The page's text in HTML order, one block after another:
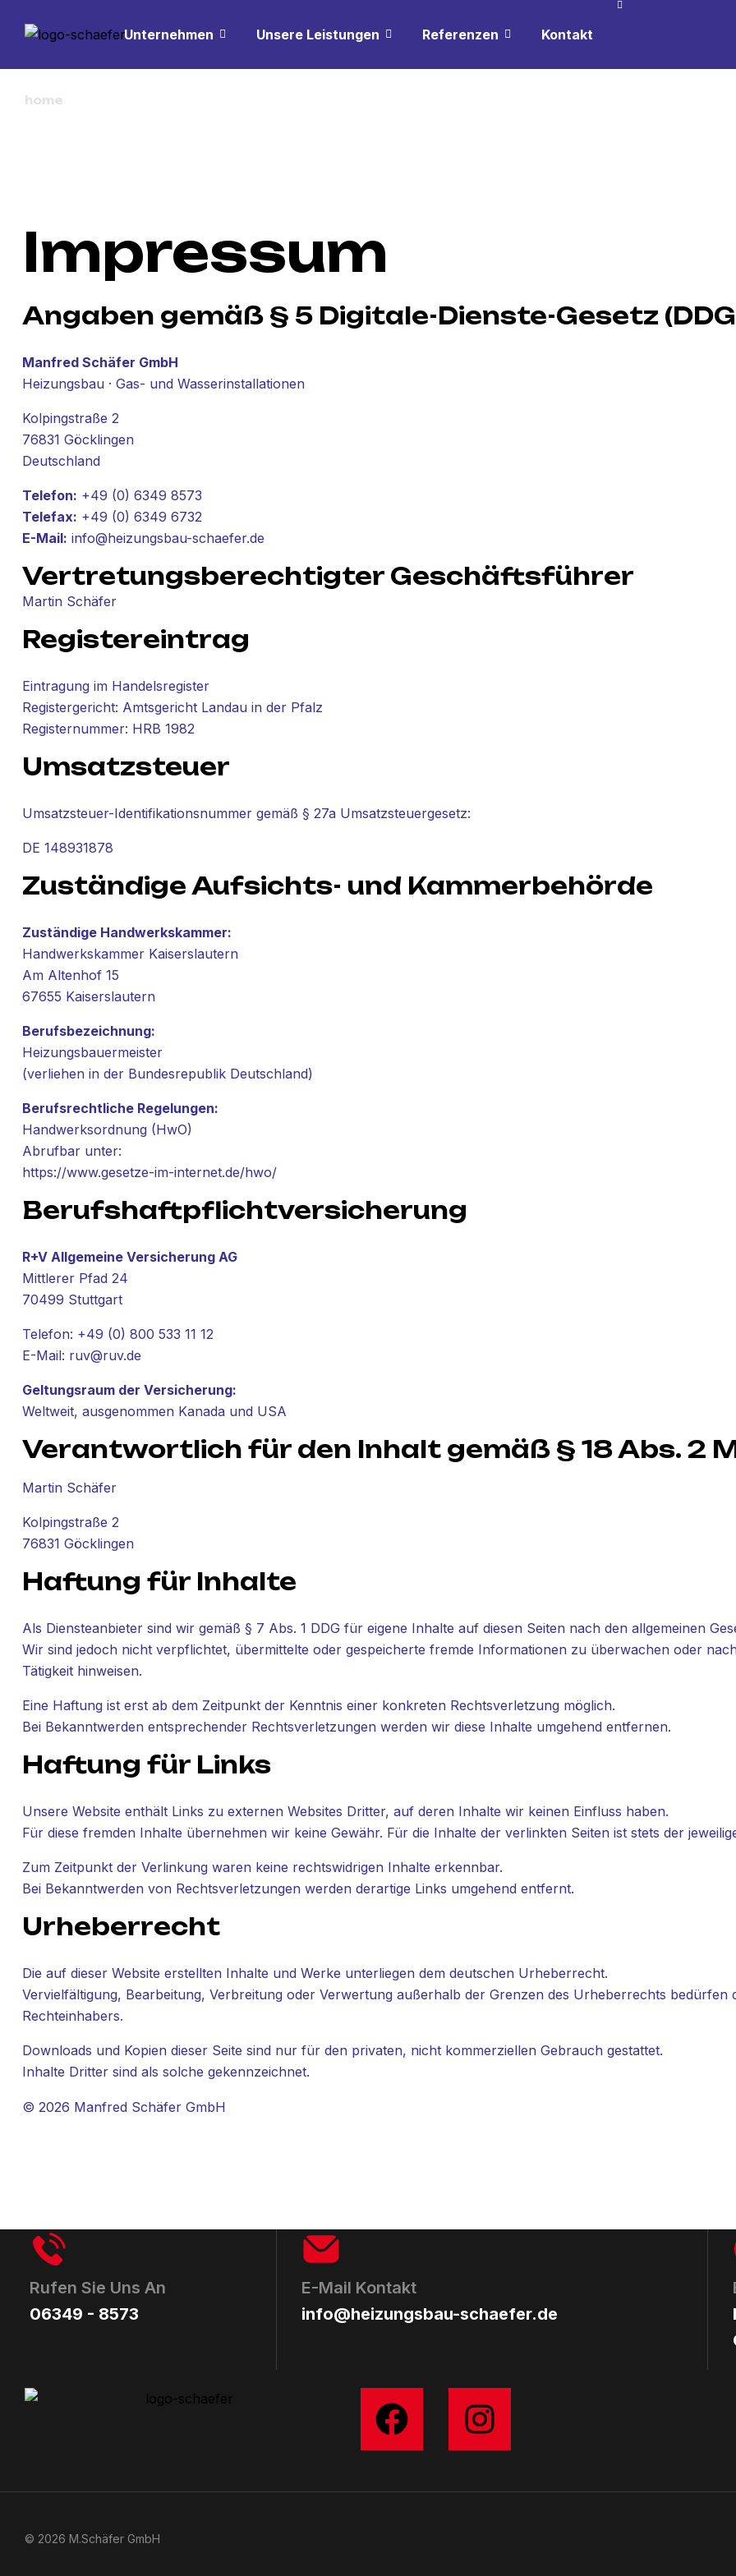
Unternehmen Unsere Leistungen Referenzen Kontakt
home
Impressum
Angaben gemäß § 5 Digitale-Dienste-Gesetz
Manfred Schäfer GmbH
Heizungsbau · Gas- und Wasserinstallationen
Kolpingstraße 2
76831 Göcklingen
Deutschland
Telefon: +49 (0) 6349 8573
Telefax: +49 (0) 6349 6732
E-Mail: info@heizungsbau-schaefer.de
Vertretungsberechtigter Geschäftsführer
Martin Schäfer
Registereintrag
Eintragung im Handelsregister
Registergericht: Amtsgericht Landau in der Pfalz
Registernummer: HRB 1982
Umsatzsteuer
Umsatzsteuer-Identifikationsnummer gemäß § 27a Umsatzsteuergesetz:
DE 148931878
Zuständige Aufsichts- und Kammerbehörde
Zuständige Handwerkskammer:
Handwerkskammer Kaiserslautern
Am Altenhof 15
67655 Kaiserslautern
Berufsbezeichnung:
Heizungsbauermeister
(verliehen in der Bundesrepublik Deutschland)
Berufsrechtliche Regelungen:
Handwerksordnung (HwO)
Abrufbar unter:
https://www.gesetze-im-internet.de/hwo/
Berufshaftpflichtversicherung
R+V Allgemeine Versicherung AG
Mittlerer Pfad 24
70499 Stuttgart
Telefon: +49 (0) 800 533 11 12
E-Mail: ruv@ruv.de
Geltungsraum der Versicherung:
Weltweit, ausgenommen Kanada und USA
Verantwortlich für den Inhalt gemäß § 18 Abs. 2
Martin Schäfer
Kolpingstraße 2
76831 Göcklingen
Haftung für Inhalte
Als Diensteanbieter sind wir gemäß § 7 Abs. 1 DDG für eigene Inhalte auf diesen Seiten nach den allgemeinen
Wir sind jedoch nicht verpflichtet, übermittelte oder gespeicherte fremde Informationen zu überwachen oder
Tätigkeit hinweisen.
Eine Haftung ist erst ab dem Zeitpunkt der Kenntnis einer konkreten Rechtsverletzung möglich.
Bei Bekanntwerden entsprechender Rechtsverletzungen werden wir diese Inhalte umgehend entfernen.
Haftung für Links
Unsere Website enthält Links zu externen Websites Dritter, auf deren Inhalte wir keinen Einfluss haben.
Für diese fremden Inhalte übernehmen wir keine Gewähr. Für die Inhalte der verlinkten Seiten ist stets der
Zum Zeitpunkt der Verlinkung waren keine rechtswidrigen Inhalte erkennbar.
Bei Bekanntwerden von Rechtsverletzungen werden derartige Links umgehend entfernt.
Urheberrecht
Die auf dieser Website erstellten Inhalte und Werke unterliegen dem deutschen Urheberrecht.
Vervielfältigung, Bearbeitung, Verbreitung oder Verwertung außerhalb der Grenzen des Urheberrechts bedürfen
Rechteinhabers.
Downloads und Kopien dieser Seite sind nur für den privaten, nicht kommerziellen Gebrauch gestattet.
Inhalte Dritter sind als solche gekennzeichnet.
© 2026 Manfred Schäfer GmbH
Rufen Sie Uns An
06349 - 8573
E-Mail Kontakt
info@heizungsbau-schaefer.de
© 2026 M.Schäfer GmbH